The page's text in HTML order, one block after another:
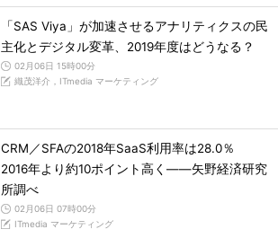
「SAS Viya」が加速させるアナリティクスの民
主化とデジタル変革、2019年度はどうなる？
02月06日 15時00分
織茂洋介，ITmedia マーケティング
CRM／SFAの2018年SaaS利用率は28.0％
2016年より約10ポイント高く――矢野経済研究
所調べ
02月06日 07時00分
ITmedia マーケティング